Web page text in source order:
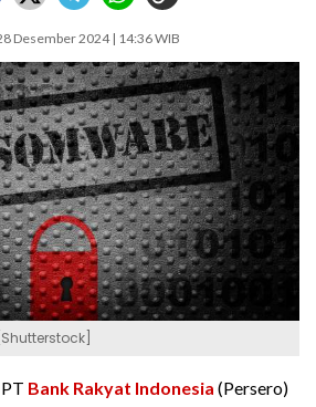
Desember 2024 | 14:36 WIB
PT Bank Rakyat Indonesia (Persero)